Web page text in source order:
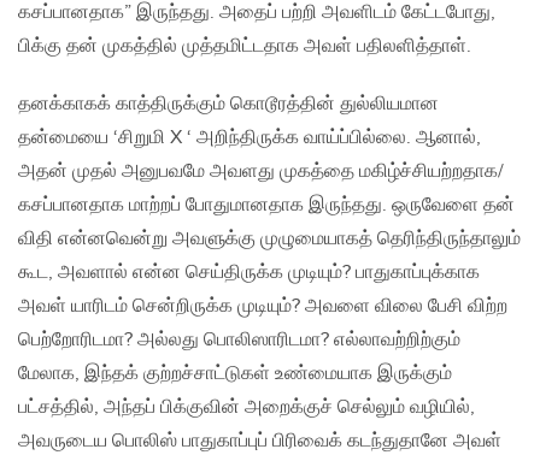
கசப்பானதாக” இருந்தது. அதைப் பற்றி அவளிடம் கேட்டபோது,
பிக்கு தன் முகத்தில் முத்தமிட்டதாக அவள் பதிலளித்தாள்.
தனக்காகக் காத்திருக்கும் கொடூரத்தின் துல்லியமான
தன்மையை ‘சிறுமி X ‘ அறிந்திருக்க வாய்ப்பில்லை. ஆனால்,
அதன் முதல் அனுபவமே அவளது முகத்தை மகிழ்ச்சியற்றதாக/
கசப்பானதாக மாற்றப் போதுமானதாக இருந்தது. ஒருவேளை தன்
விதி என்னவென்று அவளுக்கு முழுமையாகத் தெரிந்திருந்தாலும்
கூட, அவளால் என்ன செய்திருக்க முடியும்? பாதுகாப்புக்காக
அவள் யாரிடம் சென்றிருக்க முடியும்? அவளை விலை பேசி விற்ற
பெற்றோரிடமா? அல்லது பொலிஸாரிடமா? எல்லாவற்றிற்கும்
மேலாக, இந்தக் குற்றச்சாட்டுகள் உண்மையாக இருக்கும்
பட்சத்தில், அந்தப் பிக்குவின் அறைக்குச் செல்லும் வழியில்,
அவருடைய பொலிஸ் பாதுகாப்புப் பிரிவைக் கடந்துதானே அவள்